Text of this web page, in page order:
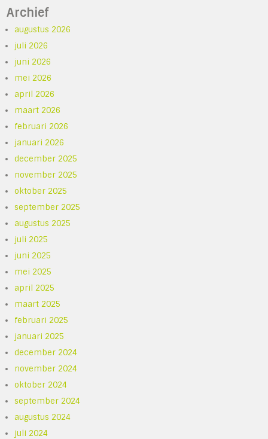
Archief
augustus 2026
juli 2026
juni 2026
mei 2026
april 2026
maart 2026
februari 2026
januari 2026
december 2025
november 2025
oktober 2025
september 2025
augustus 2025
juli 2025
juni 2025
mei 2025
april 2025
maart 2025
februari 2025
januari 2025
december 2024
november 2024
oktober 2024
september 2024
augustus 2024
juli 2024